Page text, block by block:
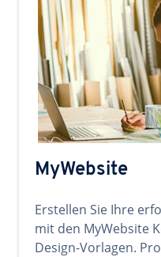
MyWebsite
Erstellen Sie Ihre
mit den MyWebsite
Design-Vorlagen.